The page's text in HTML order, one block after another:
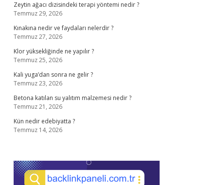
Zeytin ağacı dizisindeki terapi yöntemi nedir ?
Temmuz 29, 2026
Kınakına nedir ve faydaları nelerdir ?
Temmuz 27, 2026
Klor yüksekliğinde ne yapılır ?
Temmuz 25, 2026
Kali yuga’dan sonra ne gelir ?
Temmuz 23, 2026
Betona katılan su yalıtım malzemesi nedir ?
Temmuz 21, 2026
Kün nedir edebiyatta ?
Temmuz 14, 2026